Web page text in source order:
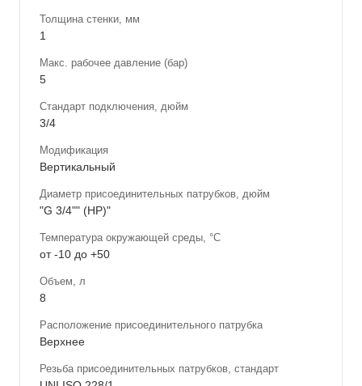
Толщина стенки, мм
1
Макс. рабочее давление (бар)
5
Стандарт подключения, дюйм
3/4
Модификация
Вертикальный
Диаметр присоединительных патрубков, дюйм
"G 3/4"" (НР)"
Температура окружающей среды, °С
от -10 до +50
Объем, л
8
Расположение присоединительного патрубка
Верхнее
Резьба присоединительных патрубков, стандарт